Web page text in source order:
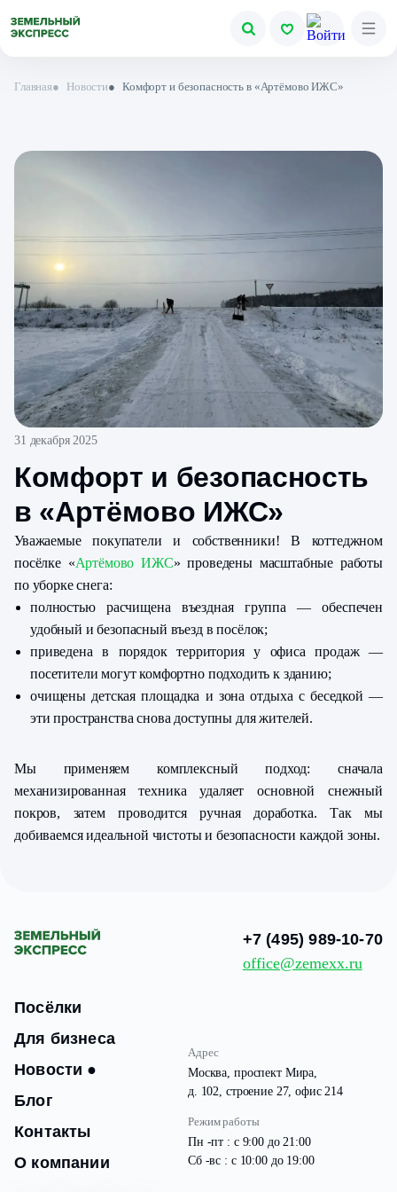
Главная● Новости● Комфорт и безопасность в «Артёмово ИЖС»
31 декабря 2025
Комфорт и безопасность
в «Артёмово ИЖС»
Уважаемые покупатели и собственники! В коттеджном
посёлке «Артёмово ИЖС» проведены масштабные работы
по уборке снега:
полностью расчищена въездная группа — обеспечен
удобный и безопасный въезд в посёлок;
приведена в порядок территория у офиса продаж —
посетители могут комфортно подходить к зданию;
очищены детская площадка и зона отдыха с беседкой —
эти пространства снова доступны для жителей.
Мы применяем комплексный подход: сначала
механизированная техника удаляет основной снежный
покров, затем проводится ручная доработка. Так мы
добиваемся идеальной чистоты и безопасности каждой зоны.
Посёлки
Для бизнеса
Новости ●
Блог
Контакты
О компании
Адрес
Москва, проспект Мира,
д. 102, строение 27, офис 214
Режим работы
Пн -пт : с 9:00 до 21:00
Сб -вс : с 10:00 до 19:00
+7 (495) 989-10-70
office@zemexx.ru